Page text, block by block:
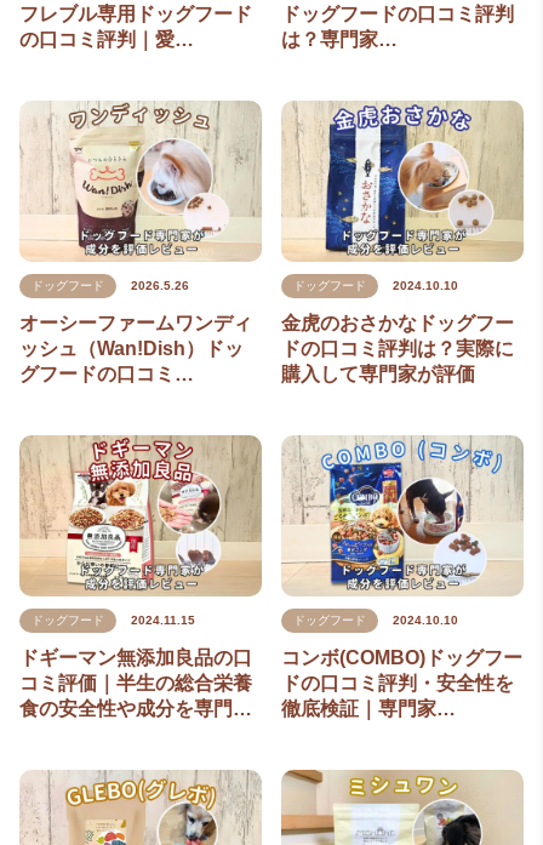
フレブル専用ドッグフード
の口コミ評判｜愛…
ドッグフードの口コミ評判
は？専門家…
ドッグフード 2026.5.26
オーシーファームワンディ
ッシュ（Wan!Dish）ドッ
グフードの口コミ…
ドッグフード 2024.10.10
金虎のおさかなドッグフー
ドの口コミ評判は？実際に
購入して専門家が評価
ドッグフード 2024.11.15
ドギーマン無添加良品の口
コミ評価｜半生の総合栄養
食の安全性や成分を専門…
ドッグフード 2024.10.10
コンボ(COMBO)ドッグフー
ドの口コミ評判・安全性を
徹底検証｜専門家…